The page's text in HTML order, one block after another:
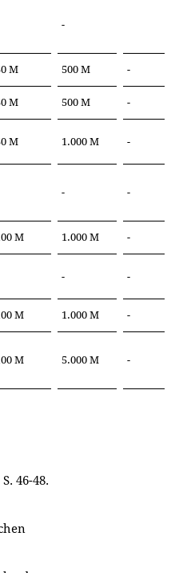
-
M 500 M -
M 500 M -
M 1.000 M -
- -
M 1.000 M -
- -
M 1.000 M -
M 5.000 M -
46-48.